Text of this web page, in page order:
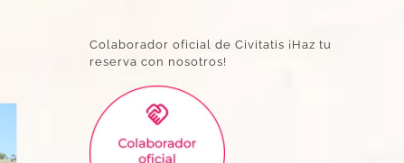
Colaborador oficial de Civitatis ¡Haz tu
reserva con nosotros!